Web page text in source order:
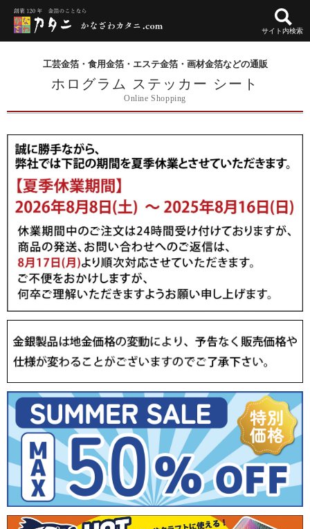
サイト内検索
工芸金箔・食用金箔・エステ金箔・画材金箔などの通販
ホログラム ステッカー シート
Online Shopping